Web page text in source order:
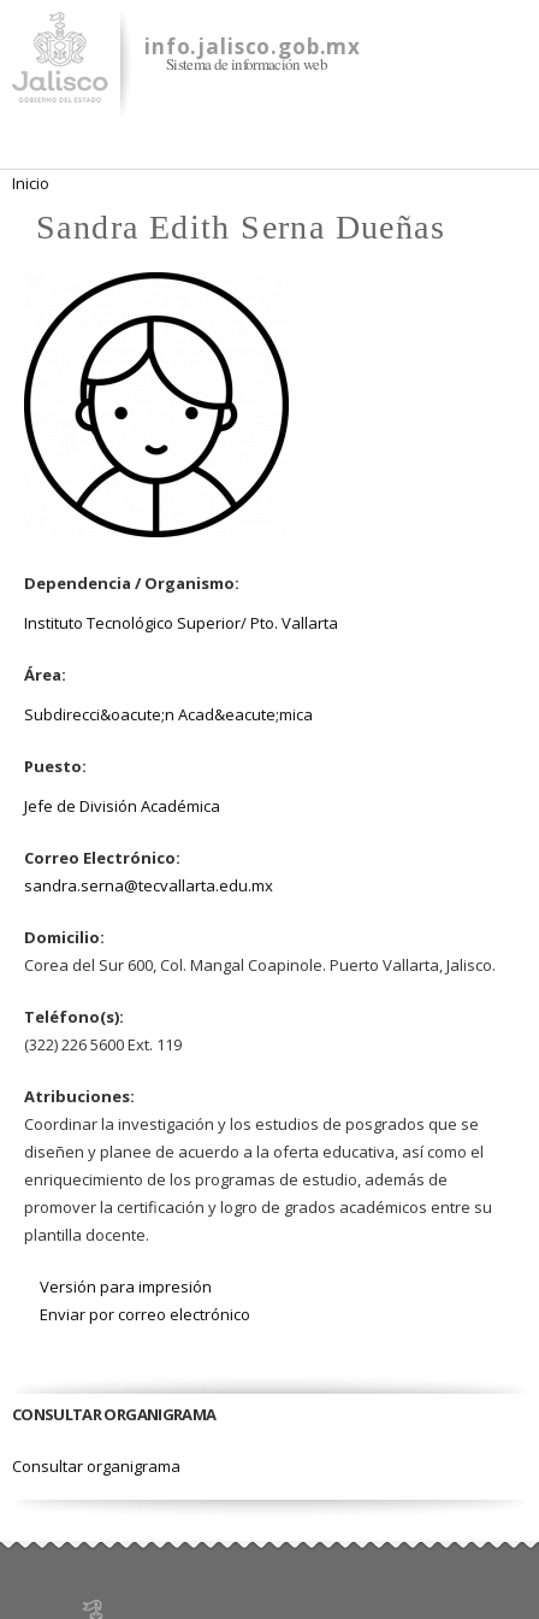
contenido
principal
info.jalisco.gob.mx
Sistema de información web
Se encuentra usted aquí
Inicio
Sandra Edith Serna Dueñas
Dependencia / Organismo:
Instituto Tecnológico Superior/ Pto. Vallarta
Área:
Subdirecci&oacute;n Acad&eacute;mica
Puesto:
Jefe de División Académica
Correo Electrónico:
sandra.serna@tecvallarta.edu.mx
Domicilio:
Corea del Sur 600, Col. Mangal Coapinole. Puerto Vallarta, Jalisco.
Teléfono(s):
(322) 226 5600 Ext. 119
Atribuciones:
Coordinar la investigación y los estudios de posgrados que se
diseñen y planee de acuerdo a la oferta educativa, así como el
enriquecimiento de los programas de estudio, además de
promover la certificación y logro de grados académicos entre su
plantilla docente.
Versión para impresión
Enviar por correo electrónico
CONSULTAR ORGANIGRAMA
Consultar organigrama